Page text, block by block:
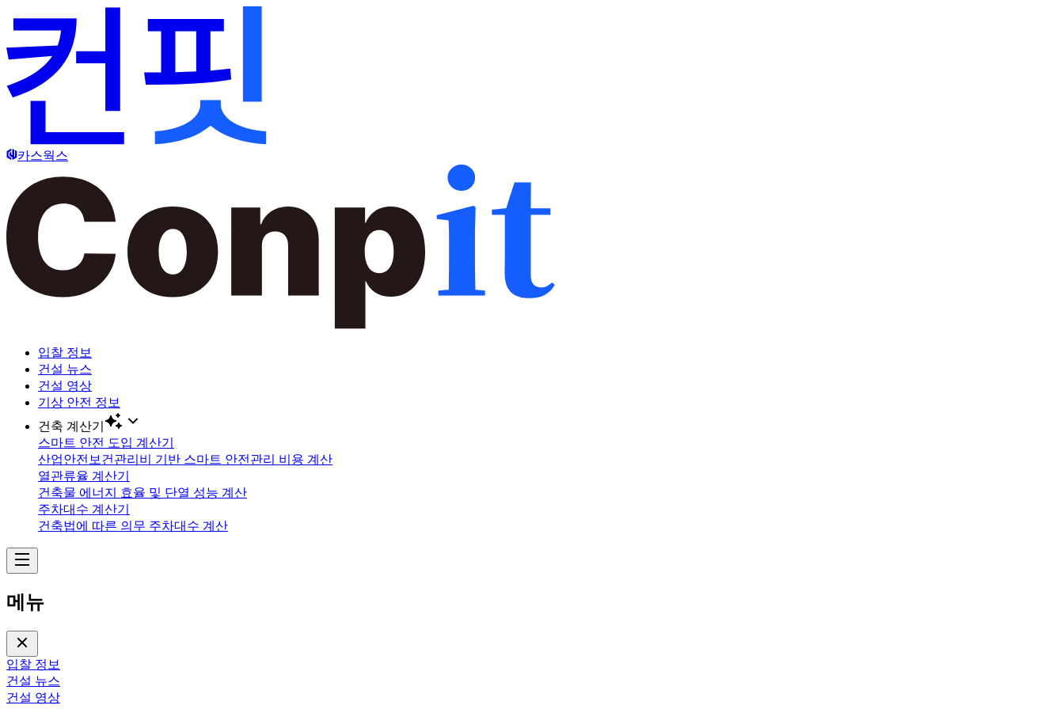
카스웍스
입찰 정보
건설 뉴스
건설 영상
기상 안전 정보
건축 계산기
스마트 안전 도입 계산기
산업안전보건관리비 기반 스마트 안전관리 비용 계산
열관류율 계산기
건축물 에너지 효율 및 단열 성능 계산
주차대수 계산기
건축법에 따른 의무 주차대수 계산
메뉴
입찰 정보
건설 뉴스
건설 영상